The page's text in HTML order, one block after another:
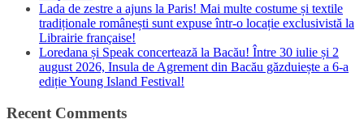
Lada de zestre a ajuns la Paris! Mai multe costume și textile
tradiționale românești sunt expuse într-o locație exclusivistă la
Librairie française!
Loredana și Speak concertează la Bacău! Între 30 iulie și 2
august 2026, Insula de Agrement din Bacău găzduiește a 6-a
ediție Young Island Festival!
Recent Comments